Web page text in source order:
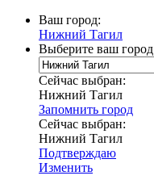
Ваш город:
Нижний Тагил
Выберите ваш город
Сейчас выбран:
Нижний Тагил
Запомнить город
Сейчас выбран:
Нижний Тагил
Подтверждаю
Изменить